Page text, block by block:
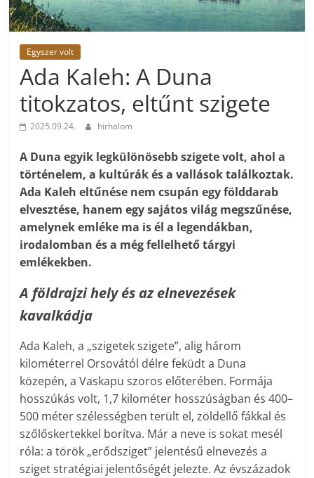
Egyszer volt
Ada Kaleh: A Duna
titokzatos, eltűnt szigete
2025.09.24. hirhalom
A Duna egyik legkülönösebb szigete volt, ahol a
történelem, a kultúrák és a vallások találkoztak.
Ada Kaleh eltűnése nem csupán egy földdarab
elvesztése, hanem egy sajátos világ megszűnése,
amelynek emléke ma is él a legendákban,
irodalomban és a még fellelhető tárgyi
emlékekben.
A földrajzi hely és az elnevezések
kavalkádja
Ada Kaleh, a „szigetek szigete”, alig három
kilométerrel Orsovától délre feküdt a Duna
közepén, a Vaskapu szoros előterében. Formája
hosszúkás volt, 1,7 kilométer hosszúságban és 400–
500 méter szélességben terült el, zöldellő fákkal és
szőlőskertekkel borítva. Már a neve is sokat mesél
róla: a török „erődsziget” jelentésű elnevezés a
sziget stratégiai jelentőségét jelezte. Az évszázadok